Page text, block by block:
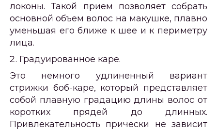
локоны. Такой прием позволяет собрать
основной объем волос на макушке, плавно
уменьшая его ближе к шее и к периметру
лица.
Градуированное каре.
Это немного удлиненный вариант
стрижки боб-каре, который представляет
собой плавную градацию длины волос от
коротких прядей до длинных.
Привлекательность прически не зависит